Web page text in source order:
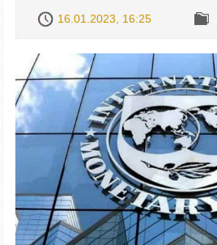
16.01.2023, 16:25